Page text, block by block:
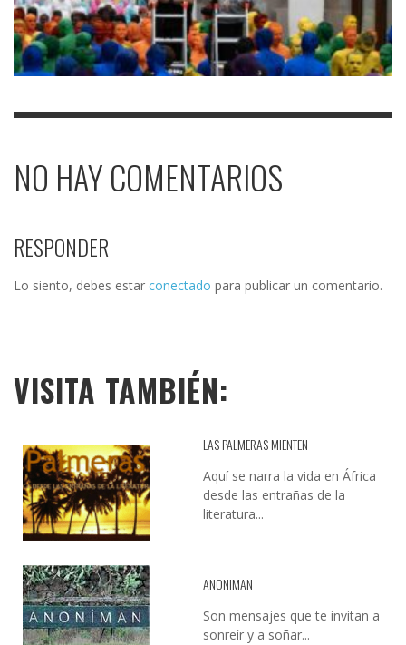
NO HAY COMENTARIOS
RESPONDER
Lo siento, debes estar conectado para publicar un comentario.
VISITA TAMBIÉN:
LAS PALMERAS MIENTEN
Aquí se narra la vida en África
desde las entrañas de la
literatura...
ANONIMAN
Son mensajes que te invitan a
sonreír y a soñar...